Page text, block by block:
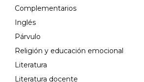
Complementarios
Inglés
Párvulo
Religión y educación emocional
Literatura
Literatura docente